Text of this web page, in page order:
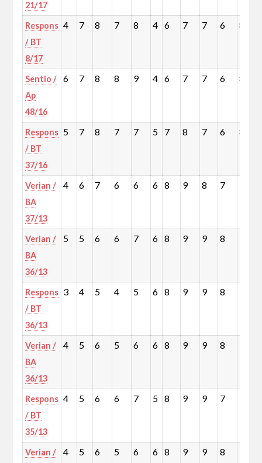
21/17
Respons
/ BT
8/17
4 7 8 7 8 4 6 7 7 6 8
Sentio /
Ap
48/16
6 7 8 8 9 4 6 7 7 6 8
Respons
/ BT
37/16
5 7 8 7 7 5 7 8 7 6 8
Verian /
BA
37/13
4 6 7 6 6 6 8 9 8 7
Verian /
BA
36/13
5 5 6 6 7 6 8 9 9 8
Respons
/ BT
36/13
3 4 5 4 5 6 8 9 9 8
Verian /
BA
36/13
4 5 6 5 6 6 8 9 9 8
Respons
/ BT
35/13
4 5 6 6 7 5 8 9 9 7
Verian /
4 5 6 5 6 6 8 9 9 8